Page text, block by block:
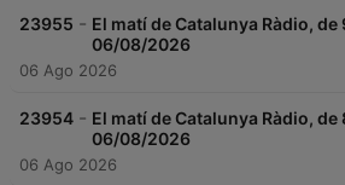
23955 - El matí de Catalunya Ràdio, de
06/08/2026
06 Ago 2026
23954 - El matí de Catalunya Ràdio, de
06/08/2026
06 Ago 2026